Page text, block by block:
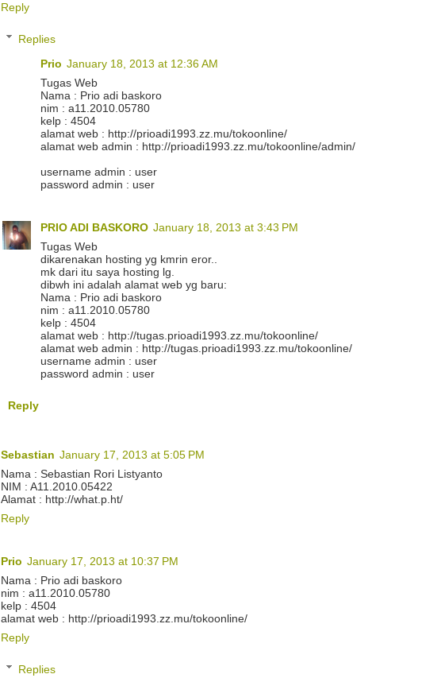
Reply
Replies
Prio January 18, 2013 at 12:36 AM
Tugas Web
Nama : Prio adi baskoro
nim : a11.2010.05780
kelp : 4504
alamat web : http://prioadi1993.zz.mu/tokoonline/
alamat web admin : http://prioadi1993.zz.mu/tokoonline/admin/
username admin : user
password admin : user
PRIO ADI BASKORO January 18, 2013 at 3:43 PM
Tugas Web
dikarenakan hosting yg kmrin eror..
mk dari itu saya hosting lg.
dibwh ini adalah alamat web yg baru:
Nama : Prio adi baskoro
nim : a11.2010.05780
kelp : 4504
alamat web : http://tugas.prioadi1993.zz.mu/tokoonline/
alamat web admin : http://tugas.prioadi1993.zz.mu/tokoonline/
username admin : user
password admin : user
Reply
Sebastian January 17, 2013 at 5:05 PM
Nama : Sebastian Rori Listyanto
NIM : A11.2010.05422
Alamat : http://what.p.ht/
Reply
Prio January 17, 2013 at 10:37 PM
Nama : Prio adi baskoro
nim : a11.2010.05780
kelp : 4504
alamat web : http://prioadi1993.zz.mu/tokoonline/
Reply
Replies